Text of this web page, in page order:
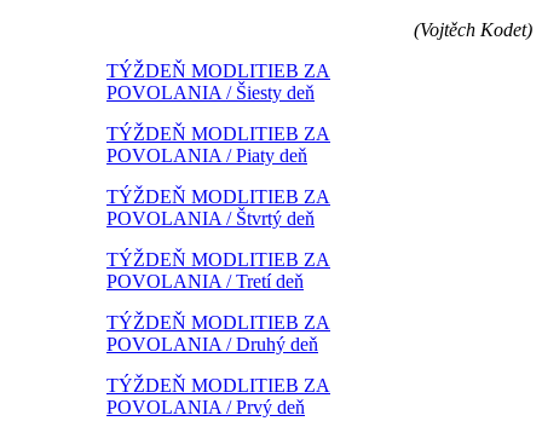
(Vojtěch Kodet)
TÝŽDEŇ MODLITIEB ZA
POVOLANIA / Šiesty deň
TÝŽDEŇ MODLITIEB ZA
POVOLANIA / Piaty deň
TÝŽDEŇ MODLITIEB ZA
POVOLANIA / Štvrtý deň
TÝŽDEŇ MODLITIEB ZA
POVOLANIA / Tretí deň
TÝŽDEŇ MODLITIEB ZA
POVOLANIA / Druhý deň
TÝŽDEŇ MODLITIEB ZA
POVOLANIA / Prvý deň